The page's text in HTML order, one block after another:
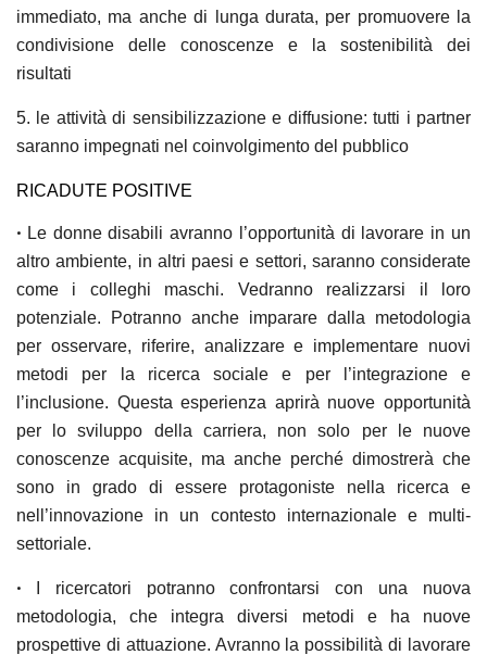
immediato, ma anche di lunga durata, per promuovere la
condivisione delle conoscenze e la sostenibilità dei
risultati
5. le attività di sensibilizzazionee diffusione: tutti i partner
saranno impegnati nel coinvolgimento del pubblico
RICADUTE POSITIVE
• Le donne disabili avranno l’opportunità di lavorare in un
altro ambiente, in altri paesi e settori, saranno considerate
come i colleghi maschi. Vedranno realizzarsi il loro
potenziale. Potranno anche imparare dalla metodologia
per osservare, riferire, analizzare e implementare nuovi
metodi per la ricerca sociale e per l’integrazione e
l’inclusione. Questa esperienza aprirà nuove opportunità
per losviluppo della carriera, non solo per le nuove
conoscenze acquisite, ma anche perché dimostrerà che
sono in grado di essere protagoniste nella ricerca e
nell’innovazione in un contesto internazionale e multi-
settoriale.
• I ricercatori potrannoconfrontarsi con una nuova
metodologia, che integra diversi metodi e ha nuove
prospettive di attuazione. Avranno la possibilità di lavorare